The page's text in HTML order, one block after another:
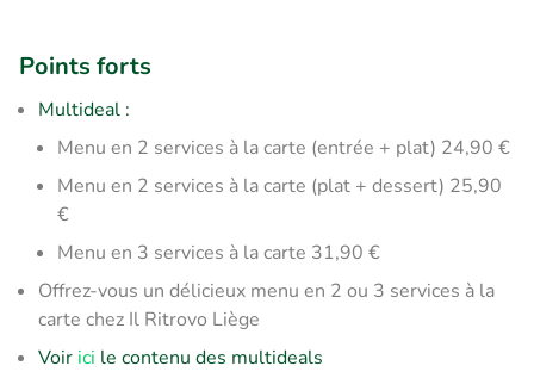
Points forts
Multideal :
​Menu en 2 services à la carte (entrée + plat) 24,90 €
Menu en 2 services à la carte (plat + dessert) 25,90
€
Menu en 3 services à la carte 31,90 €
Offrez-vous un délicieux menu en 2 ou 3 services à la
carte chez Il Ritrovo Liège
Voir ici le contenu des multideals